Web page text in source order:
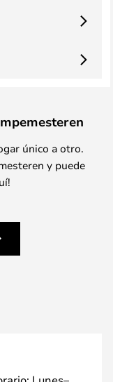
único a otro.
y puede